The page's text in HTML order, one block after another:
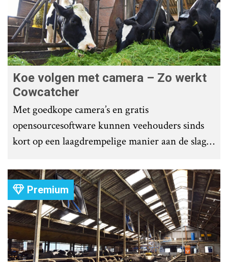
Koe volgen met camera – Zo werkt
Cowcatcher
Met goedkope camera’s en gratis
opensourcesoftware kunnen veehouders sinds
kort op een laagdrempelige manier aan de slag
komt er zoal bij kijken?
Premium